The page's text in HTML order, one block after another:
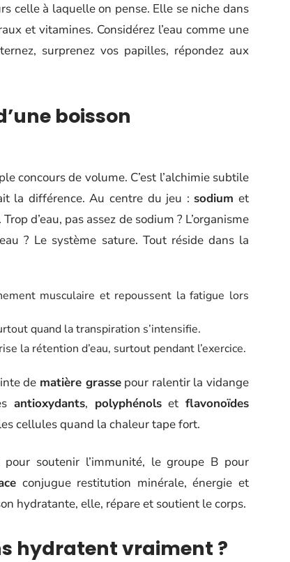
celle à laquelle on pense. Elle se niche dans
et vitamines. Considérez l’eau comme une
surprenez vos papilles, répondez aux
boisson
concours de volume. C’est l’alchimie subtile
la différence. Au centre du jeu : sodium et
d’eau, pas assez de sodium ? L’organisme
? Le système sature. Tout réside dans la
musculaire et repoussent la fatigue lors
quand la transpiration s’intensifie.
la rétention d’eau, surtout pendant l’exercice.
de matière grassepour ralentir la vidange
antioxydants, polyphénolsetflavonoïdes
cellules quand la chaleur tape fort.
soutenir l’immunité, le groupe B pour
conjugue restitution minérale, énergie et
hydratante, elle, répare et soutient le corps.
hydratent vraiment ?